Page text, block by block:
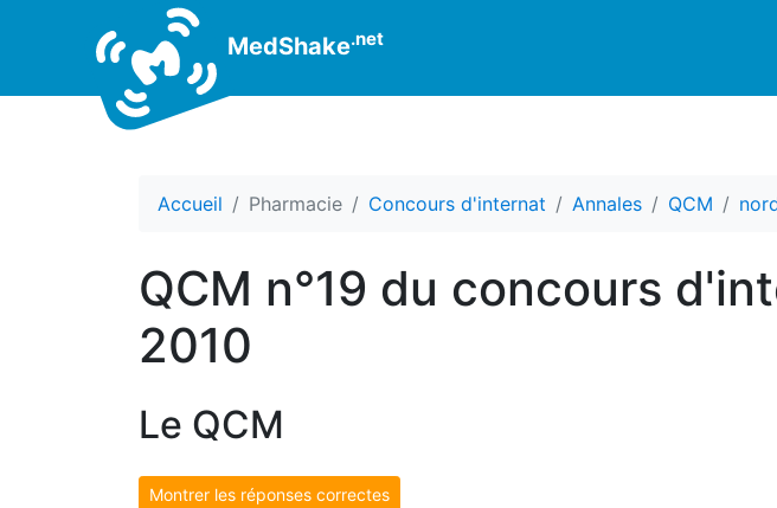
MedShake.net
Accueil Pharmacie Concours d'internat Annales QCM
QCM n°19 du concours
2010
Le QCM
Montrer les réponses correctes